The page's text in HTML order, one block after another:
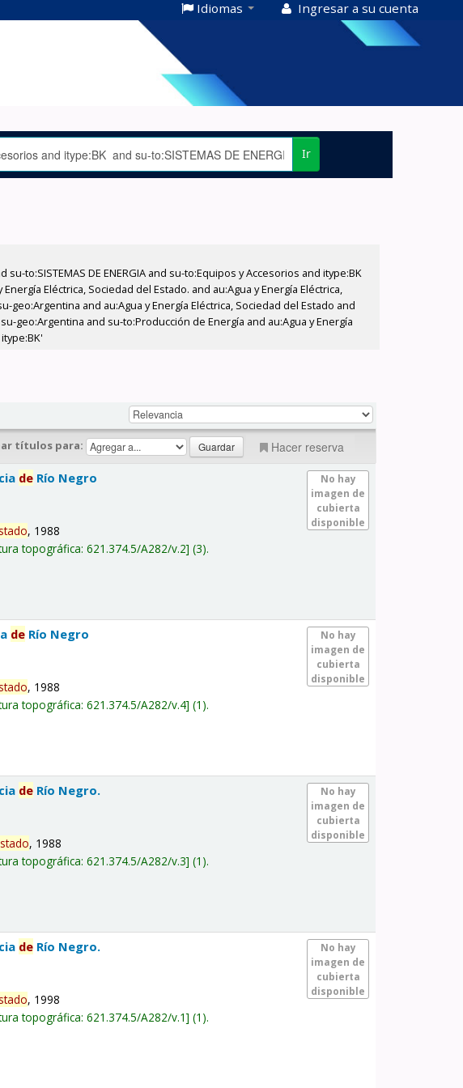
Idiomas Ingresar a su cuenta
Ir
to:SISTEMAS DE ENERGIA and su-to:Equipos y Accesorios and itype:BK
Eléctrica, Sociedad del Estado. and au:Agua y Energía Eléctrica,
geo:Argentina and au:Agua y Energía Eléctrica, Sociedad del Estado and
geo:Argentina and su-to:Producción de Energía and au:Agua y Energía
títulos para: Hacer reserva
No hay
imagen de
cubierta
disponible
de Río Negro
, 1988
topográfica:621.374.5/A282/v.2 (3).
No hay
imagen de
cubierta
disponible
de Río Negro
, 1988
topográfica:621.374.5/A282/v.4 (1).
No hay
imagen de
cubierta
disponible
de Río Negro.
, 1988
topográfica:621.374.5/A282/v.3 (1).
No hay
imagen de
cubierta
disponible
de Río Negro.
, 1998
topográfica:621.374.5/A282/v.1 (1).